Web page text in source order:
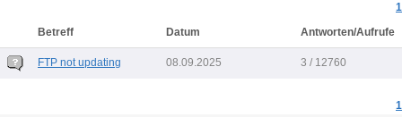
1
Betreff
Datum Antworten/Aufrufe
FTP not updating 08.09.2025 3 / 12760
1